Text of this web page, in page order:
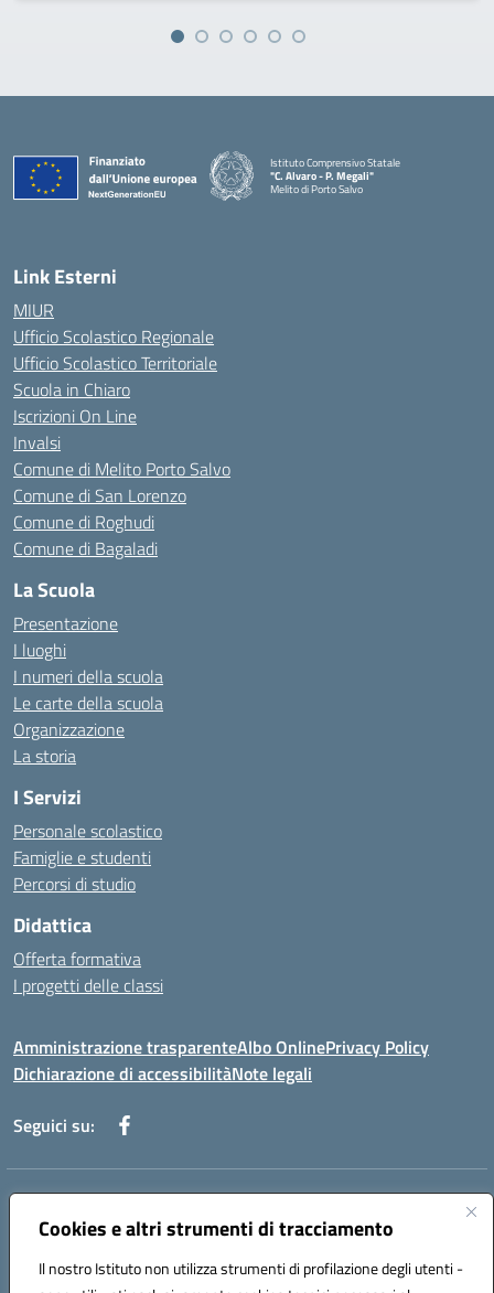
Cookies e altri strumenti di tracciamento
Il nostro Istituto non utilizza strumenti di profilazione degli utenti -
Istituto Comprensivo Statale
"C. Alvaro - P. Megali"
Melito di Porto Salvo
Link Esterni
MIUR
Ufficio Scolastico Regionale
Ufficio Scolastico Territoriale
Scuola in Chiaro
Iscrizioni On Line
Invalsi
Comune di Melito Porto Salvo
Comune di San Lorenzo
Comune di Roghudi
Comune di Bagaladi
La Scuola
Presentazione
I luoghi
I numeri della scuola
Le carte della scuola
Organizzazione
La storia
I Servizi
Personale scolastico
Famiglie e studenti
Percorsi di studio
Didattica
Offerta formativa
I progetti delle classi
Amministrazione trasparenteAlbo OnlinePrivacy Policy
Dichiarazione di accessibilitàNote legali
Seguici su:
Indirizzo:
Centralino:+39 0965 78 12 60 Email:rcic841003@istruzione.it